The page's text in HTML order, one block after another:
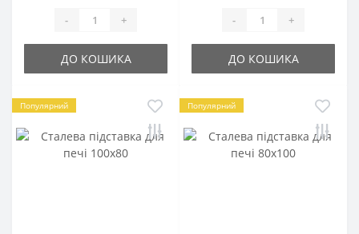
- +
ДО КОШИКА
- +
ДО КОШИКА
Популярний Популярний